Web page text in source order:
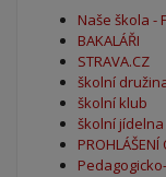
Naše škola -
BAKALÁŘI
STRAVA.CZ
školní
školní klub
školní jídelna
PROHLÁŠENÍ